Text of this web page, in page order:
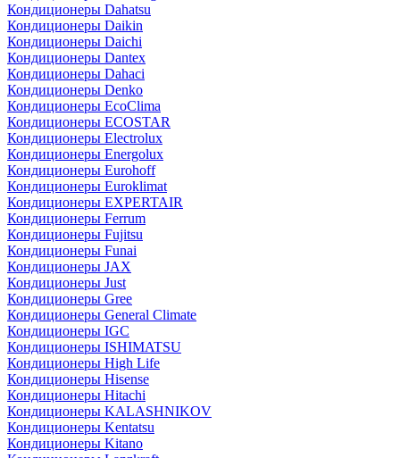
Кондиционеры Dahatsu
Кондиционеры Daikin
Кондиционеры Daichi
Кондиционеры Dantex
Кондиционеры Dahaci
Кондиционеры Denko
Кондиционеры EcoClima
Кондиционеры ECOSTAR
Кондиционеры Electrolux
Кондиционеры Energolux
Кондиционеры Eurohoff
Кондиционеры Euroklimat
Кондиционеры EXPERTAIR
Кондиционеры Ferrum
Кондиционеры Fujitsu
Кондиционеры Funai
Кондиционеры JAX
Кондиционеры Just
Кондиционеры Gree
Кондиционеры General Climate
Кондиционеры IGC
Кондиционеры ISHIMATSU
Кондиционеры High Life
Кондиционеры Hisense
Кондиционеры Hitachi
Кондиционеры KALASHNIKOV
Кондиционеры Kentatsu
Кондиционеры Kitano